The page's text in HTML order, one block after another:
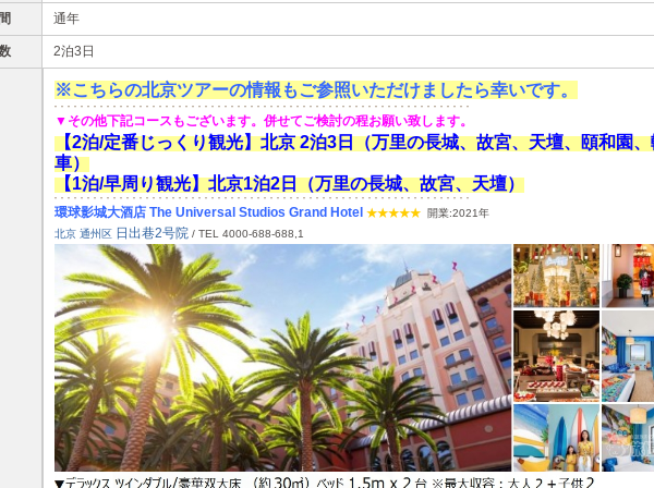
通年
2泊3日
※こちらの北京ツアーの情報もご参照いただけましたら幸いです。
▼その他下記コースもございます。併せてご検討の程お願い致します。
【2泊/定番じっくり観光】北京 2泊3日（万里の長城、故宮、天壇、頤和園
車）
【1泊/早周り観光】北京1泊2日（万里の長城、故宮、天壇）
環球影城大酒店 The Universal Studios Grand Hotel ★★★★★ 開業:2021年
北京 通州区 日出巷2号院 / TEL 4000-688-688,1